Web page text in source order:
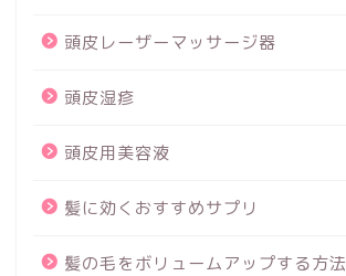
頭皮レーザーマッサージ器
頭皮湿疹
頭皮用美容液
髪に効くおすすめサプリ
髪の毛をボリュームアップする方法